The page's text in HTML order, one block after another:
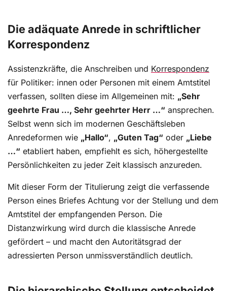
Die adäquate Anrede in schriftlicher
Korrespondenz
Assistenzkräfte, die Anschreiben und Korrespondenz
für Politiker: innen oder Personen mit einem Amtstitel
verfassen, sollten diese im Allgemeinen mit: „Sehr
geehrte Frau …, Sehr geehrter Herr …“ ansprechen.
Selbst wenn sich im modernen Geschäftsleben
Anredeformen wie „Hallo“, „Guten Tag“ oder „Liebe
…“ etabliert haben, empfiehlt es sich, höhergestellte
Persönlichkeiten zu jeder Zeit klassisch anzureden.
Mit dieser Form der Titulierung zeigt die verfassende
Person eines Briefes Achtung vor der Stellung und dem
Amtstitel der empfangenden Person. Die
Distanzwirkung wird durch die klassische Anrede
gefördert – und macht den Autoritätsgrad der
adressierten Person unmissverständlich deutlich.